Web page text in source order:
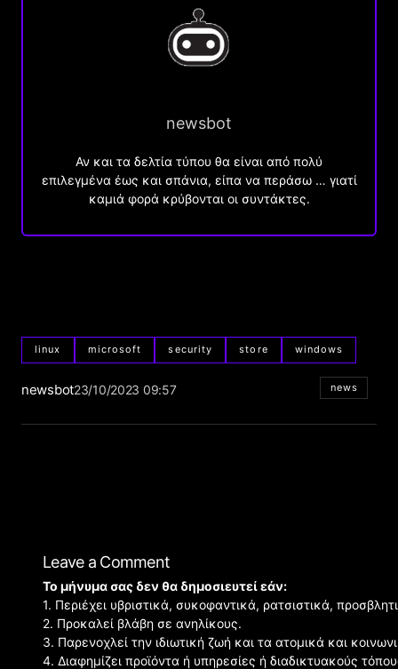
newsbot
Αν και τα δελτία τύπου θα είναι από πολύ
επιλεγμένα έως και σπάνια, είπα να περάσω … γιατί
καμιά φορά κρύβονται οι συντάκτες.
linux microsoft security store windows
newsbot23/10/2023 09:57 news
Leave a Comment
Το μήνυμα σας δεν θα δημοσιευτεί εάν:
1. Περιέχει υβριστικά, συκοφαντικά, ρατσιστικά,
2. Προκαλεί βλάβη σε ανηλίκους.
3. Παρενοχλεί την ιδιωτική ζωή και τα ατομικά και
4. Διαφημίζει προϊόντα ή υπηρεσίες ή διαδικτυακούς